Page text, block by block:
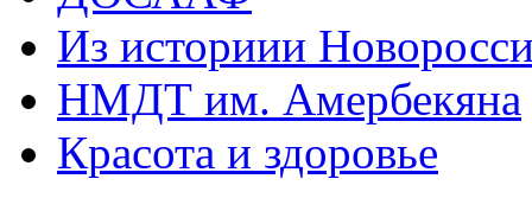
Из историии
НМДТ им. Амербекяна
Красота и здоровье